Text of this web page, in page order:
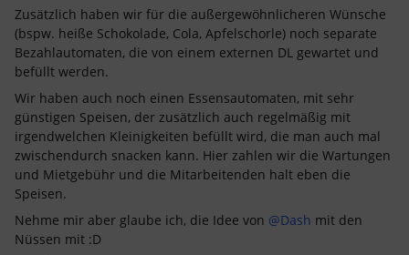
Zusätzlich haben wir für die außergewöhnlicheren Wünsche
(bspw. heiße Schokolade, Cola, Apfelschorle) noch separate
Bezahlautomaten, die von einem externen DL gewartet und
befüllt werden.
Wir haben auch noch einen Essensautomaten, mit sehr
günstigen Speisen, der zusätzlich auch regelmäßig mit
irgendwelchen Kleinigkeiten befüllt wird, die man auch mal
zwischendurch snacken kann. Hier zahlen wir die Wartungen
und Mietgebühr und die Mitarbeitenden halt eben die
Speisen.
Nehme mir aber glaube ich, die Idee von @Dash mit den
Nüssen mit :D